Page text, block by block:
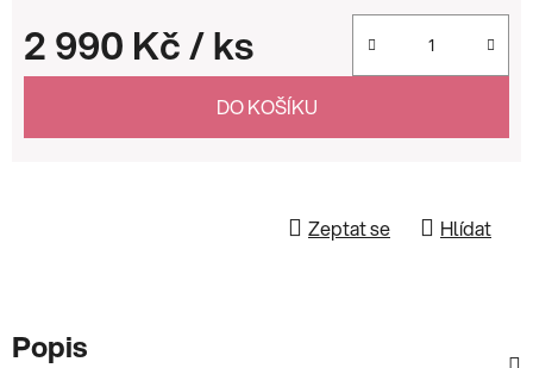
2 990 Kč/ ks
Měrná cena:
DO KOŠÍKU
Zeptat se Hlídat
Popis